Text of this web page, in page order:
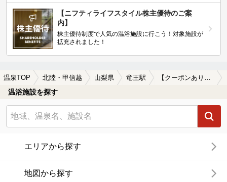
【ニフティライフスタイル株主優待のご案
内】
株主優待制度で人気の温浴施設に行こう！対象施設が
拡充されました！
温泉TOP 北陸・甲信越 山梨県 竜王駅
温浴施設を探す
エリアから探す
地図から探す